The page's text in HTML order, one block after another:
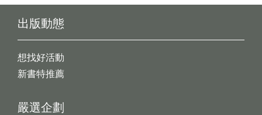
出版動態
想找好活動
新書特推薦
嚴選企劃